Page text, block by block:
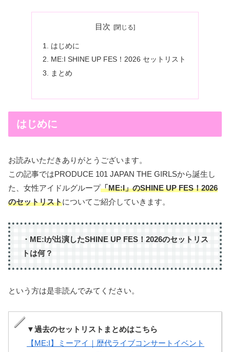
目次
はじめに
ME:I SHINE UP FES！2026 セットリスト
まとめ
はじめに
お読みいただきありがとうございます。
この記事ではPRODUCE 101 JAPAN THE GIRLSから誕生し
た、女性アイドルグループ「ME:I」のSHINE UP FES！2026
のセットリストについてご紹介していきます。
・ME:Iが出演したSHINE UP FES！2026のセットリス
トは何？
という方は是非読んでみてください。
▼過去のセットリストまとめはこちら
【ME:I】ミーアイ｜歴代ライブコンサートイベント